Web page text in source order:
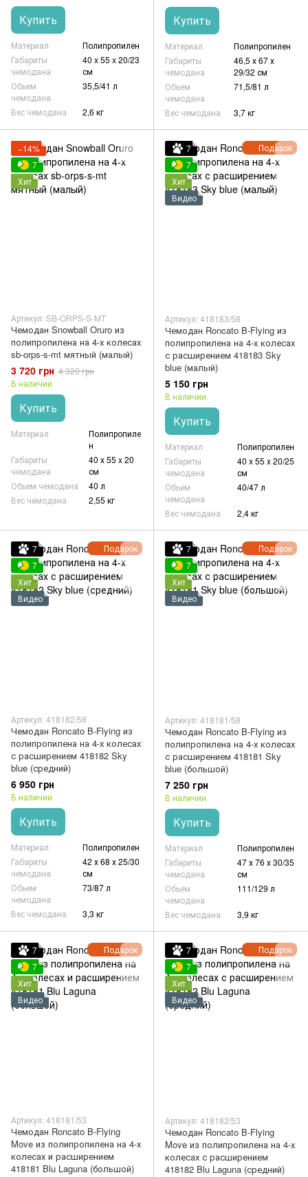
Купить
Материал
Полипропилен
Габариты
чемодана
40 x 55 x 20/23
см
Обьем
чемодана
35,5/41 л
Вес чемодана 2,6 кг
Купить
Материал
Полипропилен
Габариты
чемодана
46,5 х 67 х
29/32 см
Обьем
чемодана
71,5/81 л
Вес чемодана 3,7 кг
−14%
7
Хит
Артикул: SB-ORPS-S-MT
Чемодан Snowball Oruro из
полипропилена на 4-х колесах
sb-orps-s-mt мятный (малый)
3 720 грн 4 320 грн
В наличии
Купить
Материал
Полипропиле
н
Габариты
чемодана
40 х 55 x 20
см
Обьем чемодана
40 л
Вес чемодана
2,55 кг
Подарок
7
7
Хит
Видео
Артикул: 418183/58
Чемодан Roncato B-Flying из
полипропилена на 4-х колесах
с расширением 418183 Sky
blue (малый)
5 150 грн
В наличии
Купить
Материал
Полипропилен
Габариты
чемодана
40 x 55 x 20/25
см
Обьем
чемодана
40/47 л
Вес чемодана 2,4 кг
Подарок
7
7
Хит
Видео
Артикул: 418182/58
Чемодан Roncato B-Flying из
полипропилена на 4-х колесах
с расширением 418182 Sky
blue (средний)
6 950 грн
В наличии
Купить
Материал
Полипропилен
Габариты
чемодана
42 х 68 х 25/30
см
Обьем
чемодана
73/87 л
Вес чемодана 3,3 кг
Подарок
7
7
Хит
Видео
Артикул: 418181/58
Чемодан Roncato B-Flying из
полипропилена на 4-х колесах
с расширением 418181 Sky
blue (большой)
7 250 грн
В наличии
Купить
Материал
Полипропилен
Габариты
чемодана
47 х 76 х 30/35
см
Обьем
чемодана
111/129 л
Вес чемодана 3,9 кг
Подарок
7
7
Хит
Видео
Артикул: 418181/53
Чемодан Roncato B-Flying
Move из полипропилена на 4-х
колесах и расширением
418181 Blu Laguna (большой)
Подарок
7
7
Хит
Видео
Артикул: 418182/53
Чемодан Roncato B-Flying
Move из полипропилена на 4-х
колесах с расширением
418182 Blu Laguna (средний)